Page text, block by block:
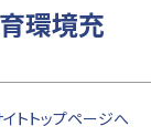
環境充
トトップページへ